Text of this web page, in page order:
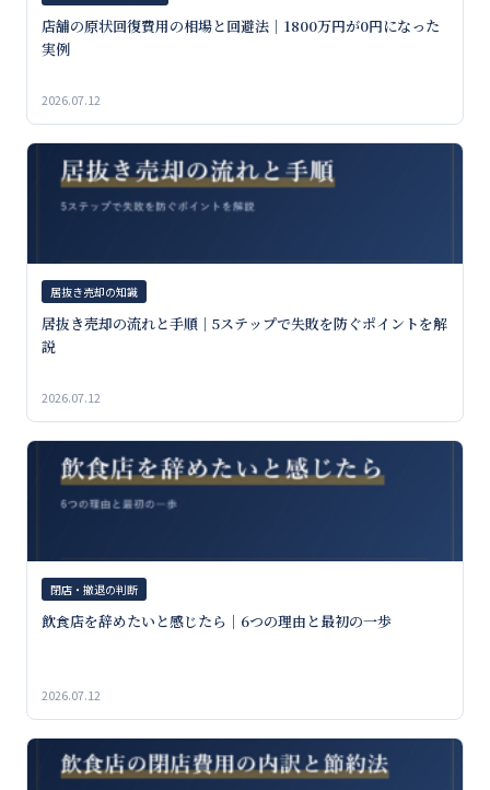
店舗の原状回復費用の相場と回避法｜1800万円が0円になった
実例
2026.07.12
居抜き売却の知識
居抜き売却の流れと手順｜5ステップで失敗を防ぐポイントを解
説
2026.07.12
閉店・撤退の判断
飲食店を辞めたいと感じたら｜6つの理由と最初の一歩
2026.07.12